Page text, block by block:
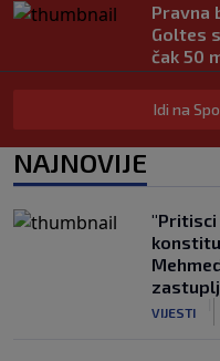
Pravna
Goltes
čak 50
Danas
javnu
NOGOMET
Idi na
NAJNOVIJE
VIJESTI